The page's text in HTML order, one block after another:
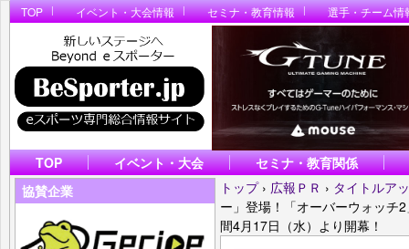
TOP イベント・大会情報 セミナ・教育情報 選手・チーム情
TOP イベント・大会
セミナ・教育関係
協賛企業
トップ › 広報ＰＲ › タイトルア
ー」登場！「オーバーウォッチ
間4月17日（水）より開幕！